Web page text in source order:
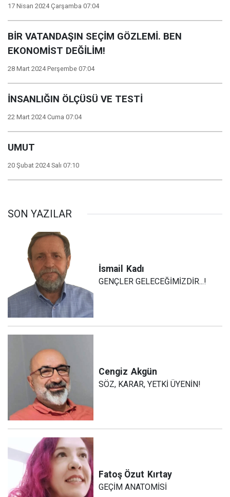
17 Nisan 2024 Çarşamba 07:04
BİR VATANDAŞIN SEÇİM GÖZLEMİ. BEN
EKONOMİST DEĞİLİM!
28 Mart 2024 Perşembe 07:04
İNSANLIĞIN ÖLÇÜSÜ VE TESTİ
22 Mart 2024 Cuma 07:04
UMUT
20 Şubat 2024 Salı 07:10
SON YAZILAR
İsmail Kadı
GENÇLER GELECEĞİMİZDİR...!
Cengiz Akgün
SÖZ, KARAR, YETKİ ÜYENİN!
Fatoş Özut Kırtay
GEÇİM ANATOMİSİ